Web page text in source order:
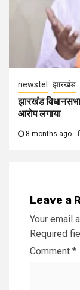
newstel झारखंड
झारखंड
आरोप लगाया
8 months ago
Leave a
Your email
Required
Comment *